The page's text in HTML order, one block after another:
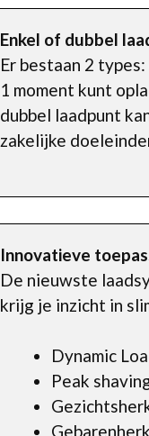
Enkel of dubbel
Er bestaan 2
1 moment kunt
dubbel laadpunt
zakelijke
Innovatieve
De nieuwste
krijg je inzicht in
Dynamic
Peak